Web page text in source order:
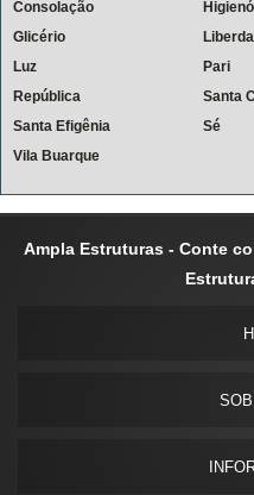
Consolação
Glicério
Luz
Pari
República
Santa
Santa Efigênia
Sé
Vila Buarque
Ampla Estruturas - Conte